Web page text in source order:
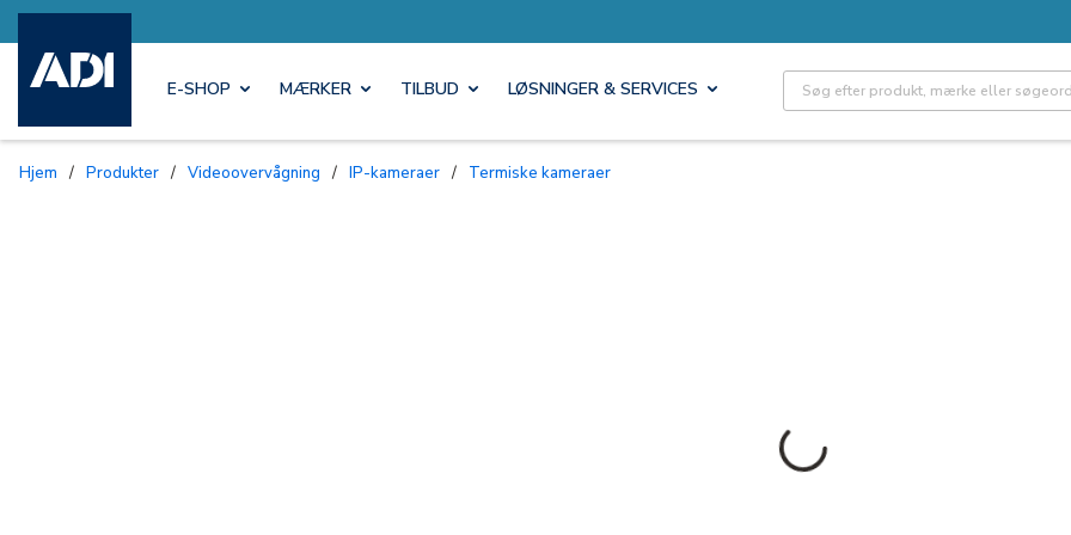
E-SHOP MÆRKER TILBUD LØSNINGER & SERVICES Site Search
Hjem / Produkter / Videoovervågning / IP-kameraer / Termiske kameraer